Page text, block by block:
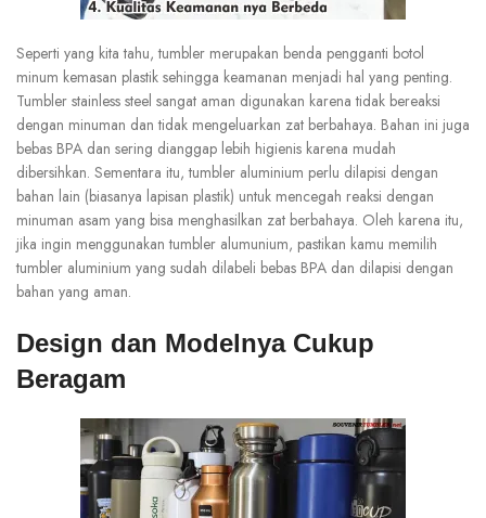
Seperti yang kita tahu, tumbler merupakan benda pengganti botol
minum kemasan plastik sehingga keamanan menjadi hal yang penting.
Tumbler stainless steel sangat aman digunakan karena tidak bereaksi
dengan minuman dan tidak mengeluarkan zat berbahaya. Bahan ini juga
bebas BPA dan sering dianggap lebih higienis karena mudah
dibersihkan. Sementara itu, tumbler aluminium perlu dilapisi dengan
bahan lain (biasanya lapisan plastik) untuk mencegah reaksi dengan
minuman asam yang bisa menghasilkan zat berbahaya. Oleh karena itu,
jika ingin menggunakan tumbler alumunium, pastikan kamu memilih
tumbler aluminium yang sudah dilabeli bebas BPA dan dilapisi dengan
bahan yang aman.
Design dan Modelnya Cukup
Beragam